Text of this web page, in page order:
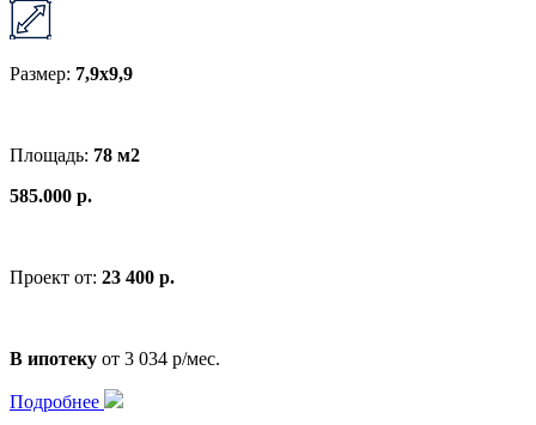
Размер: 7,9х9,9
Площадь: 78 м2
585.000 р.
Проект от: 23 400 р.
В ипотеку от 3 034 р/мес.
Подробнее